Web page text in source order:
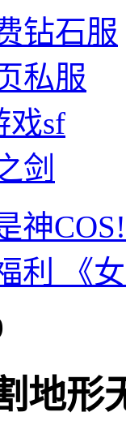
钻石服
私服
戏sf
剑
神
利 《
地形